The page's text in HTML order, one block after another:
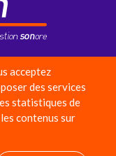
acceptez
des services
statistiques de
contenus sur